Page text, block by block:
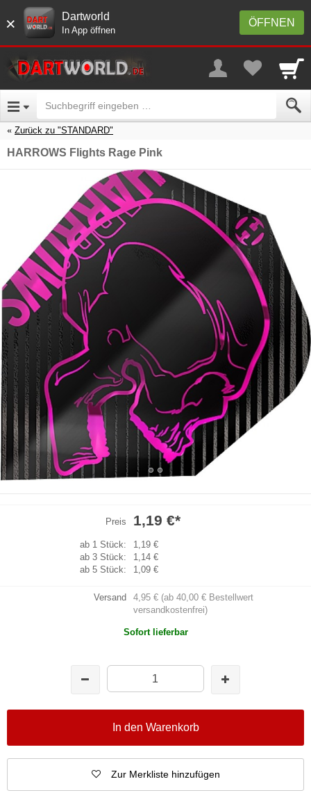
× ÖFFNEN
Dartworld
In App öffnen
Zurück zu "STANDARD"
HARROWS Flights Rage Pink
Preis 1,19 €*
ab 1 Stück:
1,19 €
ab 3 Stück:
1,14 €
ab 5 Stück:
1,09 €
Versand
4,95 € (ab 40,00 € Bestellwert
versandkostenfrei)
Sofort lieferbar
In den Warenkorb
Zur Merkliste hinzufügen